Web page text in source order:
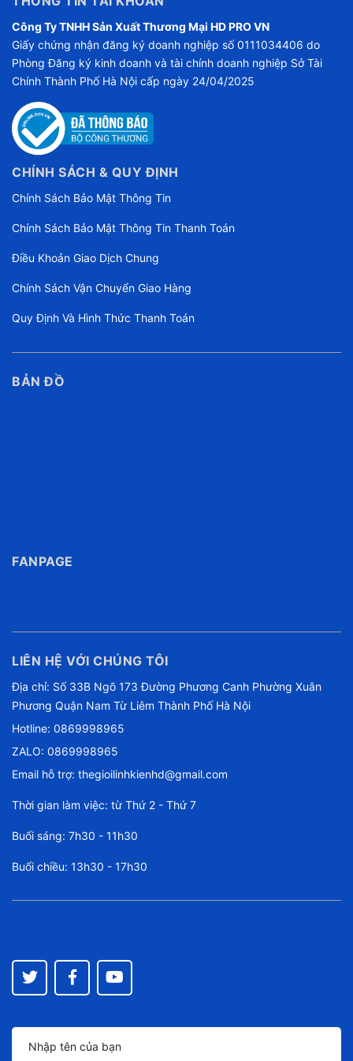
Công Ty TNHH Sản Xuất Thương Mại HD PRO VN
Giấy chứng nhận đăng ký doanh nghiệp số 0111034406 do
Phòng Đăng ký kinh doanh và tài chính doanh nghiệp Sở Tài
Chính Thành Phố Hà Nội cấp ngày 24/04/2025
CHÍNH SÁCH & QUY ĐỊNH
Chính Sách Bảo Mật Thông Tin
Chính Sách Bảo Mật Thông Tin Thanh Toán
Điều Khoản Giao Dịch Chung
Chính Sách Vận Chuyển Giao Hàng
Quy Định Và Hình Thức Thanh Toán
BẢN ĐỒ
FANPAGE
LIÊN HỆ VỚI CHÚNG TÔI
Địa chỉ: Số 33B Ngõ 173 Đường Phương Canh Phường Xuân
Phương Quận Nam Từ Liêm Thành Phố Hà Nội
Hotline: 0869998965
ZALO: 0869998965
Email hỗ trợ: thegioilinhkienhd@gmail.com
Thời gian làm việc: từ Thứ 2 - Thứ 7
Buổi sáng: 7h30 - 11h30
Buổi chiều: 13h30 - 17h30